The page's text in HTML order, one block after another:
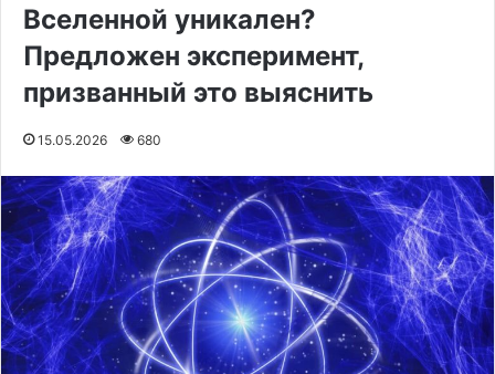
Вселенной уникален?
Предложен эксперимент,
призванный это выяснить
15.05.2026 680